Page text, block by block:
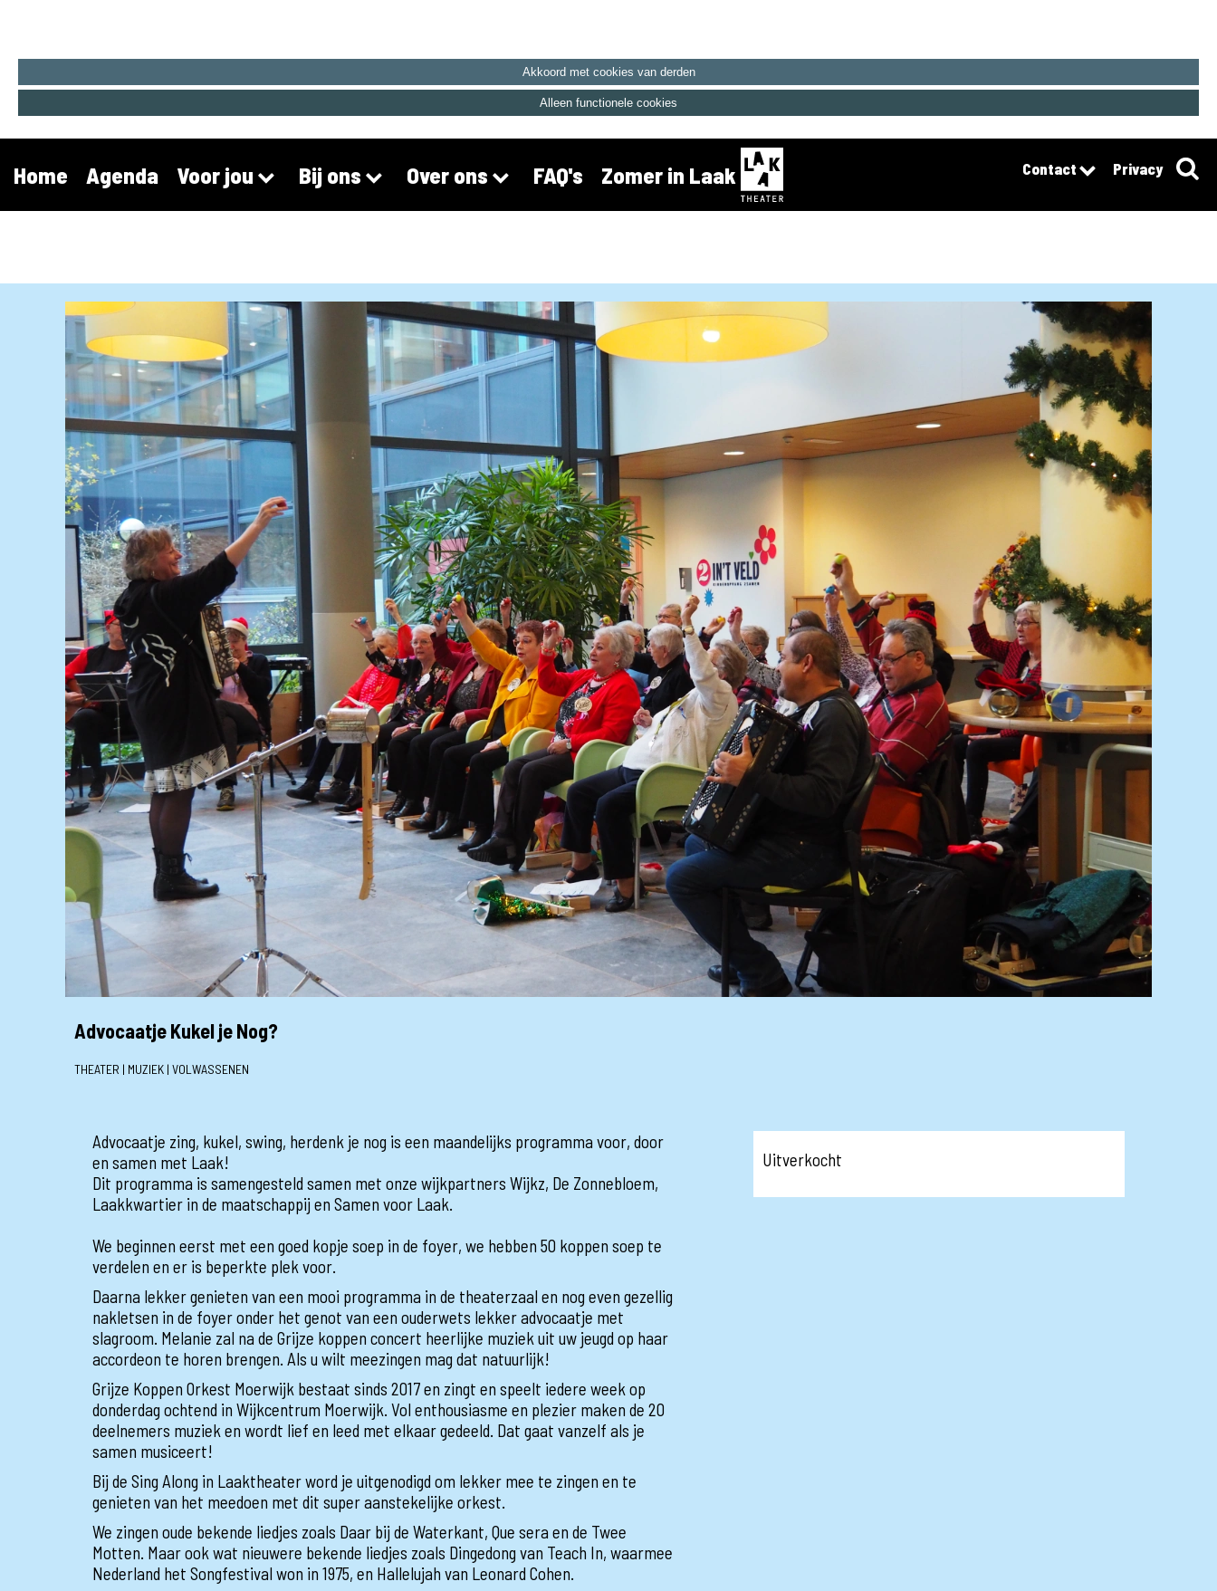
Akkoord met cookies van derden
Alleen functionele cookies
Home Agenda Voor jou Bij ons Over ons FAQ's Zomer in Laak Contact Privacy
Advocaatje Kukel je Nog?
THEATER | MUZIEK | VOLWASSENEN
Advocaatje zing, kukel, swing, herdenk je nog is een maandelijks programma voor, door
en samen met Laak!
Dit programma is samengesteld samen met onze wijkpartners Wijkz, De Zonnebloem,
Laakkwartier in de maatschappij en Samen voor Laak.
We beginnen eerst met een goed kopje soep in de foyer, we hebben 50 koppen soep te
verdelen en er is beperkte plek voor.
Daarna lekker genieten van een mooi programma in de theaterzaal en nog even gezellig
nakletsen in de foyer onder het genot van een ouderwets lekker advocaatje met
slagroom. Melanie zal na de Grijze koppen concert heerlijke muziek uit uw jeugd op haar
accordeon te horen brengen. Als u wilt meezingen mag dat natuurlijk!
Grijze Koppen Orkest Moerwijk bestaat sinds 2017 en zingt en speelt iedere week op
donderdag ochtend in Wijkcentrum Moerwijk. Vol enthousiasme en plezier maken de 20
deelnemers muziek en wordt lief en leed met elkaar gedeeld. Dat gaat vanzelf als je
samen musiceert!
Bij de Sing Along in Laaktheater word je uitgenodigd om lekker mee te zingen en te
genieten van het meedoen met dit super aanstekelijke orkest.
We zingen oude bekende liedjes zoals Daar bij de Waterkant, Que sera en de Twee
Motten. Maar ook wat nieuwere bekende liedjes zoals Dingedong van Teach In, waarmee
Nederland het Songfestival won in 1975, en Hallelujah van Leonard Cohen.
Uitverkocht